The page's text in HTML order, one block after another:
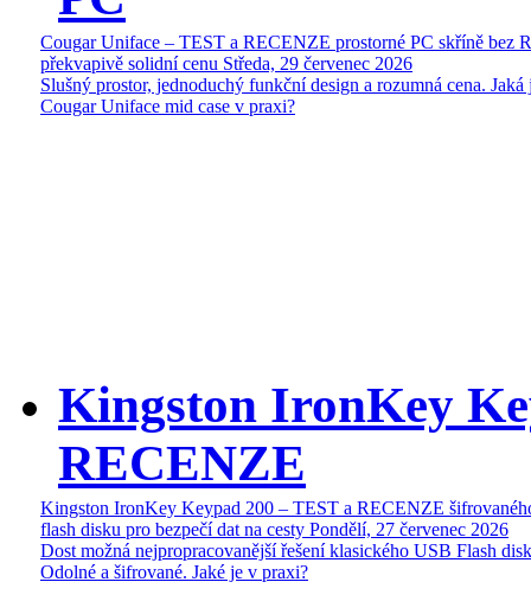
Cougar Uniface – TEST a RECENZE prostorné PC skříně bez
překvapivě solidní cenu Středa, 29 červenec 2026
Slušný prostor, jednoduchý funkční design a rozumná cena. Jaká
Cougar Uniface mid case v praxi?
Kingston IronKey
RECENZE
Kingston IronKey Keypad 200 – TEST a RECENZE
flash disku pro bezpečí dat na cesty Pondělí, 27 červenec 2026
Dost možná nejpropracovanější řešení klasického USB Flash
Odolné a šifrované. Jaké je v praxi?